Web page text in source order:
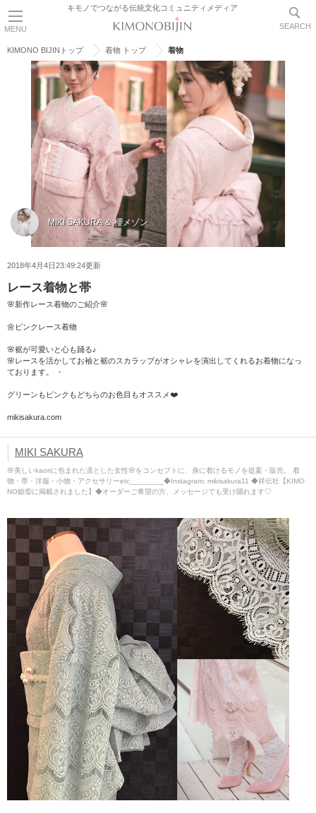
MENU
キモノでつながる伝統文化コミュニティメディア
SEARCH
KIMONO BIJINトップ 着物 トップ 着物
MIKI SAKURA ＆ 櫻メゾン
2018年4月4日23:49:24更新
レース着物と帯
🌸新作レース着物のご紹介🌸
🌼ピンクレース着物
🌸裾が可愛いと心も踊る♪
🌸レースを活かしてお袖と裾のスカラップがオシャレを演出してくれるお着物になっ
ております。 ・
グリーンもピンクもどちらのお色目もオススメ❤️
mikisakura.com
MIKI SAKURA
🌸美しいkaoriに包まれた凛とした女性🌸をコンセプトに、身に着けるモノを提案・販売。 着
物・帯・洋服・小物・アクセサリーetc________◆Instagram: mikisakura11 ◆祥伝社【KIMO
NO姫⑮に掲載されました】◆オーダーご希望の方、メッセージでも受け賜れます♡